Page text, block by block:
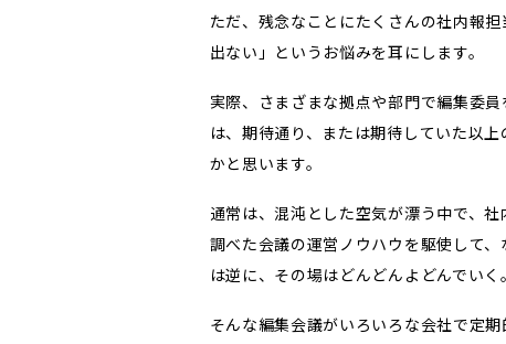
ただ、残念なことにたくさんの社内報
出ない」というお悩みを耳にします。
実際、さまざまな拠点や部門で編集委
は、期待通り、または期待していた以
かと思います。
通常は、混沌とした空気が漂う中で、
調べた会議の運営ノウハウを駆使して
は逆に、その場はどんどんよどんでいく。
そんな編集会議がいろいろな会社で定